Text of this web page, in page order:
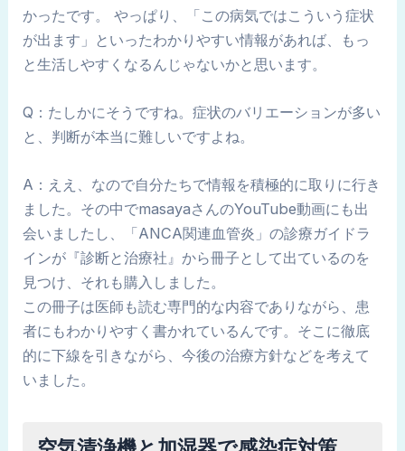
かったです。 やっぱり、「この病気ではこういう症状
が出ます」といったわかりやすい情報があれば、もっ
と生活しやすくなるんじゃないかと思います。
Q：たしかにそうですね。症状のバリエーションが多い
と、判断が本当に難しいですよね。
A：ええ、なので自分たちで情報を積極的に取りに行き
ました。その中でmasayaさんのYouTube動画にも出
会いましたし、「ANCA関連血管炎」の診療ガイドラ
インが『診断と治療社』から冊子として出ているのを
見つけ、それも購入しました。
この冊子は医師も読む専門的な内容でありながら、患
者にもわかりやすく書かれているんです。そこに徹底
的に下線を引きながら、今後の治療方針などを考えて
いました。